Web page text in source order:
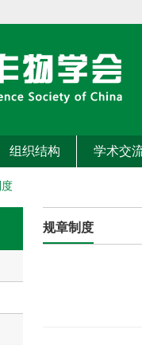
组织结构 学术交
规章制度